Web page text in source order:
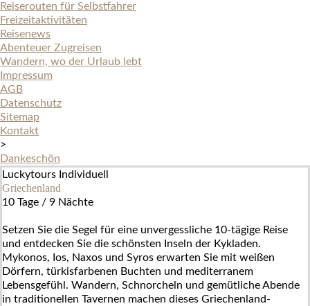
Reiserouten für Selbstfahrer
Freizeitaktivitäten
Reisenews
Abenteuer Zugreisen
Wandern, wo der Urlaub lebt
Impressum
AGB
Datenschutz
Sitemap
Kontakt
>
Dankeschön
Luckytours Individuell
Griechenland
10 Tage / 9 Nächte
Setzen Sie die Segel für eine unvergessliche 10-tägige Reise
und entdecken Sie die schönsten Inseln der Kykladen.
Mykonos, Ios, Naxos und Syros erwarten Sie mit weißen
Dörfern, türkisfarbenen Buchten und mediterranem
Lebensgefühl. Wandern, Schnorcheln und gemütliche Abende
in traditionellen Tavernen machen dieses Griechenland-